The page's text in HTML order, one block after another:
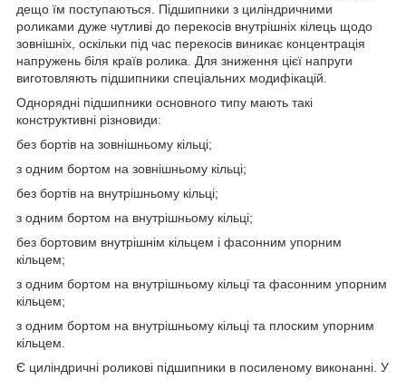
дещо їм поступаються. Підшипники з циліндричними
роликами дуже чутливі до перекосів внутрішніх кілець щодо
зовнішніх, оскільки під час перекосів виникає концентрація
напружень біля країв ролика. Для зниження цієї напруги
виготовляють підшипники спеціальних модифікацій.
Однорядні підшипники основного типу мають такі
конструктивні різновиди:
без бортів на зовнішньому кільці;
з одним бортом на зовнішньому кільці;
без бортів на внутрішньому кільці;
з одним бортом на внутрішньому кільці;
без бортовим внутрішнім кільцем і фасонним упорним
кільцем;
з одним бортом на внутрішньому кільці та фасонним упорним
кільцем;
з одним бортом на внутрішньому кільці та плоским упорним
кільцем.
Є циліндричні роликові підшипники в посиленому виконанні. У